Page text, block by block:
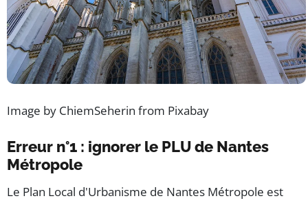
Image by ChiemSeherin from Pixabay
Erreur n°1 : ignorer le PLU de Nantes
Métropole
Le Plan Local d'Urbanisme de Nantes Métropole est